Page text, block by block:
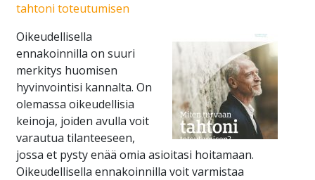
tahtoni toteutumisen
Oikeudellisella
ennakoinnilla on suuri
merkitys huomisen
hyvinvointisi kannalta. On
olemassa oikeudellisia
keinoja, joiden avulla voit
varautua tilanteeseen,
jossa et pysty enää omia asioitasi hoitamaan.
Oikeudellisella ennakoinnilla voit varmistaa